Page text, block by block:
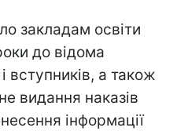
закладам освіти
до відома
вступників, а також
видання наказів
інформації